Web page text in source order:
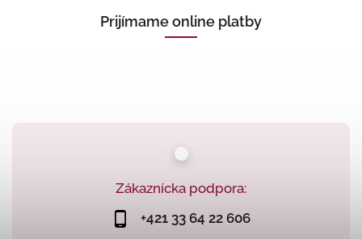
Zákaznícka podpora:
+421 33 64 22 606
Prijímame online platby